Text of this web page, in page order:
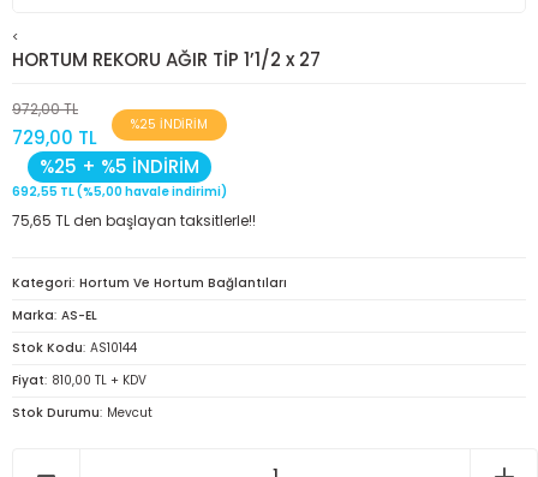
<
HORTUM REKORU AĞIR TİP 1’1/2 x 27
972,00 TL
729,00 TL
%25 İNDİRİM
%25 + %5 İNDİRİM
692,55 TL (%5,00 havale indirimi)
75,65 TL den başlayan taksitlerle!!
Kategori Hortum Ve Hortum Bağlantıları
Marka AS-EL
Stok Kodu AS10144
Fiyat 810,00 TL + KDV
Stok Durumu Mevcut